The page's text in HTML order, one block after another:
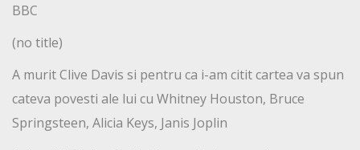
BBC
(no title)
A murit Clive Davis si pentru ca i-am citit cartea va spun
cateva povesti ale lui cu Whitney Houston, Bruce
Springsteen, Alicia Keys, Janis Joplin